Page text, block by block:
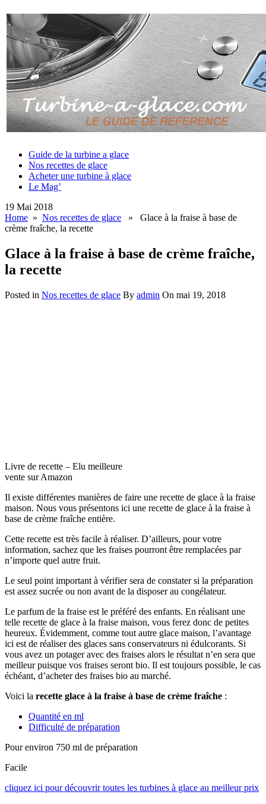
Guide de la turbine a glace
Nos recettes de glace
Acheter une turbine à glace
Le Mag’
19 Mai 2018
Home » Nos recettes de glace » Glace à la fraise à base de
crème fraîche, la recette
Glace à la fraise à base de crème fraîche,
la recette
Posted in Nos recettes de glace By admin On mai 19, 2018
Livre de recette – Elu meilleure
vente sur Amazon
Il existe différentes manières de faire une recette de glace à la fraise
maison. Nous vous présentons ici une recette de glace à la fraise à
base de crème fraîche entière.
Cette recette est très facile à réaliser. D’ailleurs, pour votre
information, sachez que les fraises pourront être remplacées par
n’importe quel autre fruit.
Le seul point important à vérifier sera de constater si la préparation
est assez sucrée ou non avant de la disposer au congélateur.
Le parfum de la fraise est le préféré des enfants. En réalisant une
telle recette de glace à la fraise maison, vous ferez donc de petites
heureux. Évidemment, comme tout autre glace maison, l’avantage
ici est de réaliser des glaces sans conservateurs ni édulcorants. Si
vous avez un potager avec des fraises alors le résultat n’en sera que
meilleur puisque vos fraises seront bio. Il est toujours possible, le cas
échéant, d’acheter des fraises bio au marché.
Voici la recette glace à la fraise à base de crème fraîche :
Quantité en ml
Difficulté de préparation
Pour environ 750 ml de préparation
Facile
cliquez ici pour découvrir toutes les turbines à glace au meilleur prix